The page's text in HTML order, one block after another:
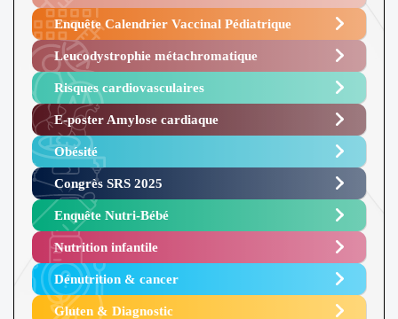
Enquête Calendrier Vaccinal Pédiatrique
Leucodystrophie métachromatique
Risques cardiovasculaires
E-poster Amylose cardiaque ​
Obésité ​
Congrès SRS 2025 ​
Enquête Nutri-Bébé ​
Nutrition infantile
Dénutrition & cancer
Gluten & Diagnostic